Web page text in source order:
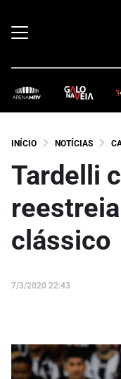
INÍCIO NOTÍCIAS
Tardelli
clássico
7/3/2020 22:43